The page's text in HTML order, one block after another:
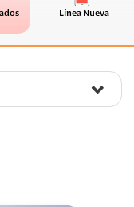
Línea Nueva